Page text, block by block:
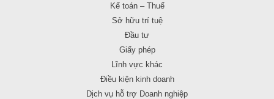
Kế toán – Thuế
Sở hữu trí tuệ
Đầu tư
Giấy phép
Lĩnh vực khác
Điều kiện kinh doanh
Dịch vụ hỗ trợ Doanh nghiệp